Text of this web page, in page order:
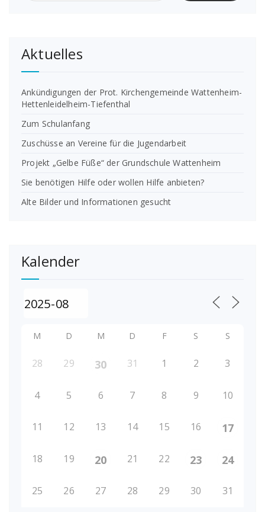
Aktuelles
Ankündigungen der Prot. Kirchengemeinde Wattenheim-
Hettenleidelheim-Tiefenthal
Zum Schulanfang
Zuschüsse an Vereine für die Jugendarbeit
Projekt „Gelbe Füße“ der Grundschule Wattenheim
Sie benötigen Hilfe oder wollen Hilfe anbieten?
Alte Bilder und Informationen gesucht
Kalender
M D M D F S S
28 29 30 31 1 2 3
4 5 6 7 8 9 10
11 12 13 14 15 16 17
18 19 20 21 22 23 24
25 26 27 28 29 30 31